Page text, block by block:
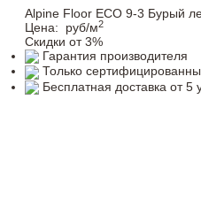
Alpine Floor ECO 9-3 Бурый
Цена:
руб/м2
Скидки от 3%
Гарантия производителя
Только
Бесплатная доставка от 5